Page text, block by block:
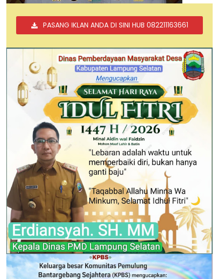
PASANG IKLAN ANDA DI SINI HUB 082211163661